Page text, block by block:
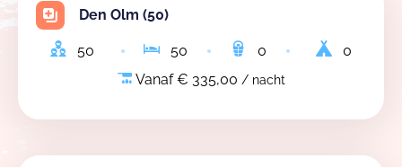
Den Olm (50)
50 50 0
0
Vanaf € 335,00 / nacht